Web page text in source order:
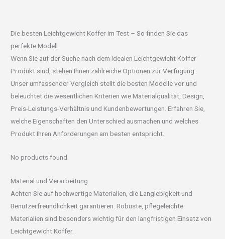
Die besten Leichtgewicht Koffer im Test – So finden Sie das
perfekte Modell
Wenn Sie auf der Suche nach dem idealen Leichtgewicht Koffer-
Produkt sind, stehen Ihnen zahlreiche Optionen zur Verfügung.
Unser umfassender Vergleich stellt die besten Modelle vor und
beleuchtet die wesentlichen Kriterien wie Materialqualität, Design,
Preis-Leistungs-Verhältnis und Kundenbewertungen. Erfahren Sie,
welche Eigenschaften den Unterschied ausmachen und welches
Produkt Ihren Anforderungen am besten entspricht.
No products found.
Material und Verarbeitung
Achten Sie auf hochwertige Materialien, die Langlebigkeit und
Benutzerfreundlichkeit garantieren. Robuste, pflegeleichte
Materialien sind besonders wichtig für den langfristigen Einsatz von
Leichtgewicht Koffer.